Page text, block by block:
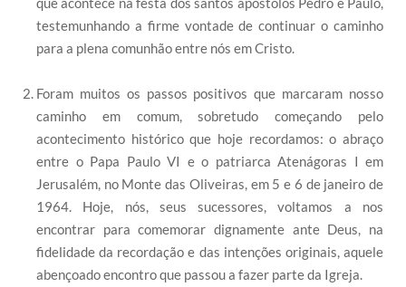
testemunhando a firme vontade de continuar o caminho
para a plena comunhão entre nós em Cristo.
Foram muitos os passos positivos que marcaram nosso
caminho em comum, sobretudo começando pelo
acontecimento histórico que hoje recordamos: o abraço
entre o Papa Paulo VI e o patriarca Atenágoras I em
Jerusalém, no Monte das Oliveiras, em 5 e 6 de janeiro de
1964. Hoje, nós, seus sucessores, voltamos a nos
encontrar para comemorar dignamente ante Deus, na
fidelidade da recordação e das intenções originais, aquele
abençoado encontro que passou a fazer parte da Igreja.